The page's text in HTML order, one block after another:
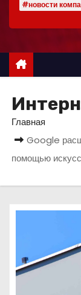
р
#новости
Главная
Google
помощью